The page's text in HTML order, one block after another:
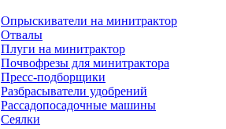
Опрыскиватели на минитрактор
Отвалы
Плуги на минитрактор
Почвофрезы для минитрактора
Пресс-подборщики
Разбрасыватели удобрений
Рассадопосадочные машины
Сеялки